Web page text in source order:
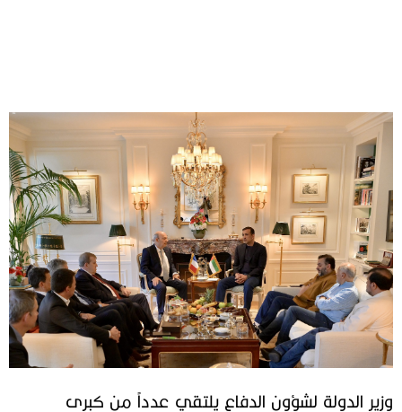
وزير الدولة لشؤون الدفاع يلتقي عدداً من كبرى